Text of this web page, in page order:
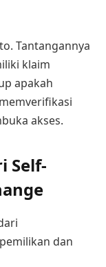
Tantangannya
klaim
apakah
akses.
Self-
dan